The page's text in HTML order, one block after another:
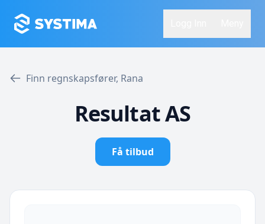
Finn regnskapsfører, Rana
Resultat AS
Få tilbud